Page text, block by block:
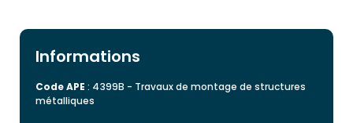
Informations
Code APE : 4399B - Travaux de montage de structures
métalliques